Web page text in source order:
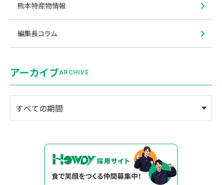
熊本特産物情報
編集長コラム
アーカイブARCHIVE